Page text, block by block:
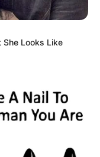
Looks Like